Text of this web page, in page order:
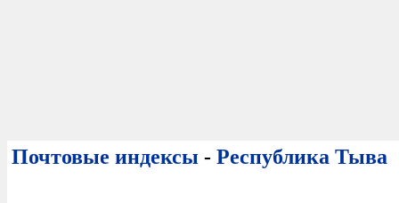
Почтовые индексы - Республика Тыва